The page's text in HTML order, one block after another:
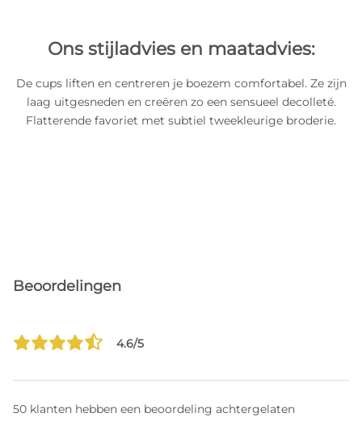
Ons stijladvies en maatadvies:
De cups liften en centreren je boezem comfortabel. Ze zijn
laag uitgesneden en creëren zo een sensueel decolleté.
Flatterende favoriet met subtiel tweekleurige broderie.
Beoordelingen
4.6/5
50 klanten hebben een beoordeling achtergelaten